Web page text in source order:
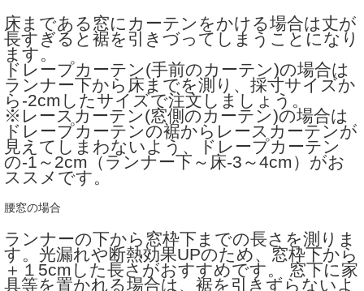
床まである窓にカーテンをかける場合は丈が
長すぎると裾を引きづってしまうことになり
ます。
ドレープカーテン(手前のカーテン)の場合は
ランナー下から床までを測り、採寸サイズか
ら-2cmしたサイズで注文しましょう。
※レースカーテン(窓側のカーテン)の場合は
ドレープカーテンの裾からレースカーテンが
見えてしまわないよう、ドレープカーテン
の-1～2cm（ランナー下～床-3～4cm）がお
ススメです。
腰窓の場合
ランナーの下から窓枠下までの長さを測りま
す。光漏れや断熱効果UPのため、窓枠下から
＋１5cmした長さがおすすめです。 窓下に家
具等を置かれる場合は、裾を引きずらないよ